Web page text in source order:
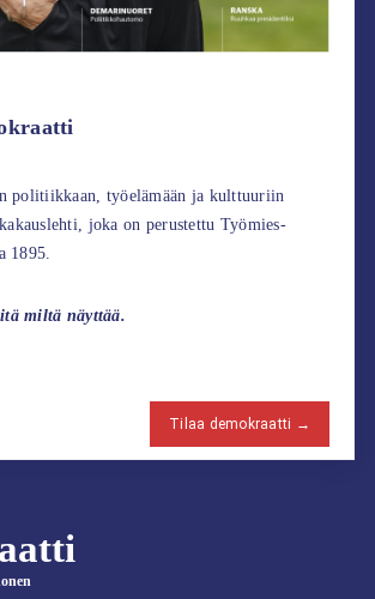
politiikkaan, työelämään ja kulttuuriin
joka on perustettu Työmies-
1895.
miltä näyttää.
Tilaa demokraatti →